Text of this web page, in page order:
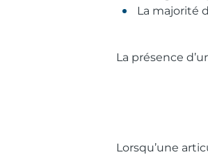
La majorité
La présence
Lorsqu’une